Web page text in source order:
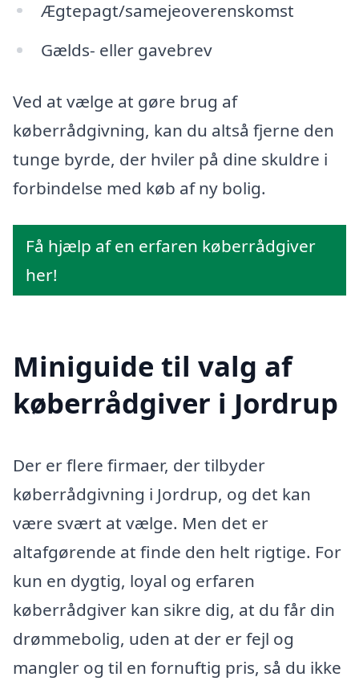
Ægtepagt/samejeoverenskomst
Gælds- eller gavebrev
Ved at vælge at gøre brug af
køberrådgivning, kan du altså fjerne den
tunge byrde, der hviler på dine skuldre i
forbindelse med køb af ny bolig.
Få hjælp af en erfaren køberrådgiver
her!
Miniguide til valg af
køberrådgiver i Jordrup
Der er flere firmaer, der tilbyder
køberrådgivning i Jordrup, og det kan
være svært at vælge. Men det er
altafgørende at finde den helt rigtige. For
kun en dygtig, loyal og erfaren
køberrådgiver kan sikre dig, at du får din
drømmebolig, uden at der er fejl og
mangler og til en fornuftig pris, så du ikke